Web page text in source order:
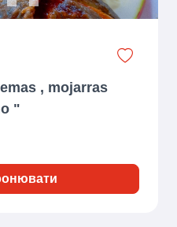
, mojarras
"